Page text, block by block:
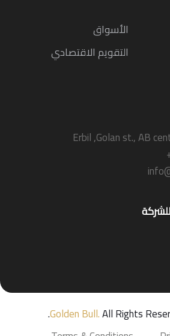
الأسواق
التقويم الاقتصادي
Erbil ,Golan st., AB
Golden Bull.All Rights